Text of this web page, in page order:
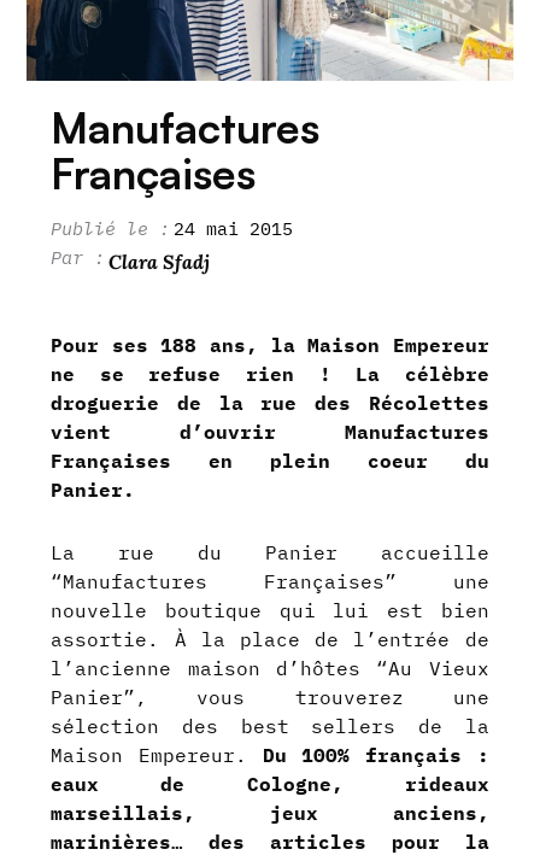
Manufactures
Françaises
24 mai 2015
Clara Sfadj
Pour ses 188 ans, la Maison Empereur
ne se refuse rien ! La célèbre
droguerie de la rue des Récolettes
vient d’ouvrir Manufactures
Françaises en plein coeur du
Panier.
La rue du Panier accueille
“Manufactures Françaises” une
nouvelle boutique qui lui est bien
assortie. À la place de l’entrée de
l’ancienne maison d’hôtes “Au Vieux
Panier”, vous trouverez une
sélection des best sellers de la
Maison Empereur. Du 100% français :
eaux de Cologne, rideaux
marseillais, jeux anciens,
marinières… des articles pour la